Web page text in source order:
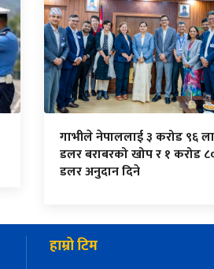
गाभीले नेपाललाई ३ करोड ९६
डलर बराबरको खोप र १ करोड
डलर अनुदान दिने
हाम्रो टिम